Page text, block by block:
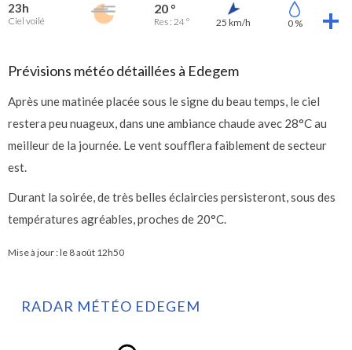
23h
Ciel voilé
20 °
Res : 24 ° 25 km/h 0 %
Prévisions météo détaillées à Edegem
Après une matinée placée sous le signe du beau temps, le ciel
restera peu nuageux, dans une ambiance chaude avec 28°C au
meilleur de la journée. Le vent soufflera faiblement de secteur
est.
Durant la soirée, de très belles éclaircies persisteront, sous des
températures agréables, proches de 20°C.
Mise à jour : le 8 août 12h50
RADAR MÉTÉO EDEGEM